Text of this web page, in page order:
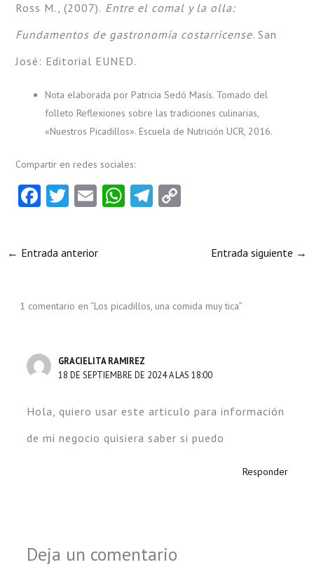
Ross M., (2007). Entre el comal y la olla:
Fundamentos de gastronomía costarricense. San
José: Editorial EUNED.
Nota elaborada por Patricia Sedó Masís. Tomado del
folleto Reflexiones sobre las tradiciones culinarias,
«Nuestros Picadillos». Escuela de Nutrición UCR, 2016.
Compartir en redes sociales:
Fa
o
k
T
er
E
l
W
p
TeC
← Entrada anterior Entrada siguiente →
1 comentario en “Los picadillos, una comida muy tica”
GRACIELITA RAMIREZ
18 DE SEPTIEMBRE DE 2024 A LAS 18:00
Hola, quiero usar este articulo para información
de mi negocio quisiera saber si puedo
Responder
Deja un comentario